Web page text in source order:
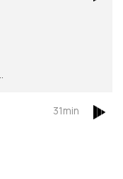
31min